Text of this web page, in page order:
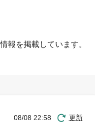
報を掲載しています。